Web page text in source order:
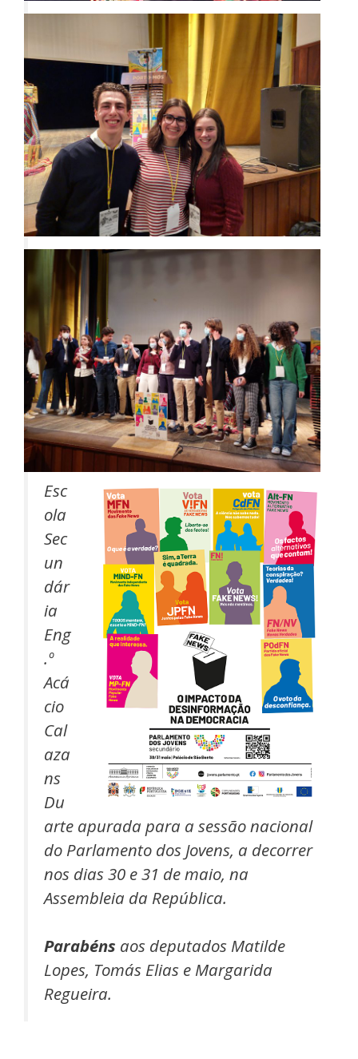
Esc
ola
Sec
un
dár
ia
Eng
.º
Acá
cio
Cal
aza
ns
Du
arte apurada para a sessão nacional
do Parlamento dos Jovens, a decorrer
nos dias 30 e 31 de maio, na
Assembleia da República.
Parabéns aos deputados Matilde
Lopes, Tomás Elias e Margarida
Regueira.